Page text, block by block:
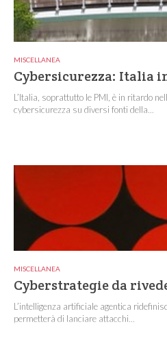
MISCELLANEA
Cybersicurezza: Italia
L’Italia, soprattutto le PMI, è in ritardo
cybersicurezza su diversi fonti della...
MISCELLANEA
Cyberstrategie da
L’intelligenza artificiale agentica
permetterà di lanciare attacchi...